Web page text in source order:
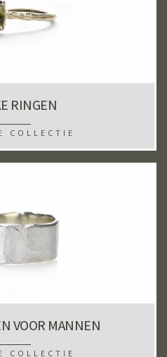
RINGEN
COLLECTIE
VOOR MANNEN
COLLECTIE